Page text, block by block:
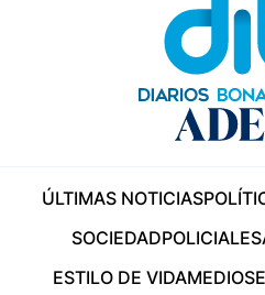
ÚLTIMAS NOTICIAS
SOCIEDADPOLICIALES
ESTILO DE VIDAMEDIOS